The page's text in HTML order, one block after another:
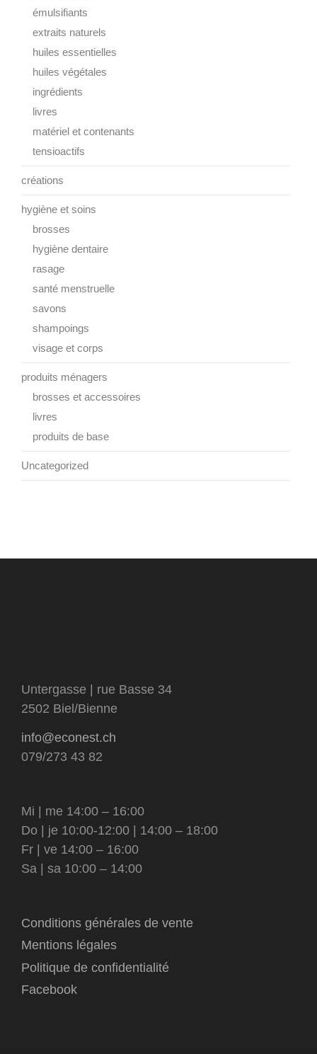
émulsifiants
extraits naturels
huiles essentielles
huiles végétales
ingrédients
livres
matériel et contenants
tensioactifs
créations
hygiène et soins
brosses
hygiène dentaire
rasage
santé menstruelle
savons
shampoings
visage et corps
produits ménagers
brosses et accessoires
livres
produits de base
Uncategorized
Untergasse | rue Basse 34
2502 Biel/Bienne
info@econest.ch
079/273 43 82
Mi | me 14:00 – 16:00
Do | je 10:00-12:00 | 14:00 – 18:00
Fr | ve 14:00 – 16:00
Sa | sa 10:00 – 14:00
Conditions générales de vente
Mentions légales
Politique de confidentialité
Facebook